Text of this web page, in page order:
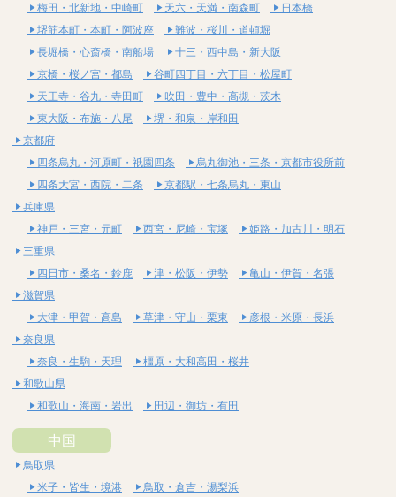
梅田・北新地・中崎町
天六・天満・南森町
日本橋
堺筋本町・本町・阿波座
難波・桜川・道頓堀
長堀橋・心斎橋・南船場
十三・西中島・新大阪
京橋・桜ノ宮・都島
谷町四丁目・六丁目・松屋町
天王寺・谷九・寺田町
吹田・豊中・高槻・茨木
東大阪・布施・八尾
堺・和泉・岸和田
京都府
四条烏丸・河原町・祇園四条
烏丸御池・三条・京都市役所前
四条大宮・西院・二条
京都駅・七条烏丸・東山
兵庫県
神戸・三宮・元町
西宮・尼崎・宝塚
姫路・加古川・明石
三重県
四日市・桑名・鈴鹿
津・松阪・伊勢
亀山・伊賀・名張
滋賀県
大津・甲賀・高島
草津・守山・栗東
彦根・米原・長浜
奈良県
奈良・生駒・天理
橿原・大和高田・桜井
和歌山県
和歌山・海南・岩出
田辺・御坊・有田
中国
鳥取県
米子・皆生・境港
鳥取・倉吉・湯梨浜